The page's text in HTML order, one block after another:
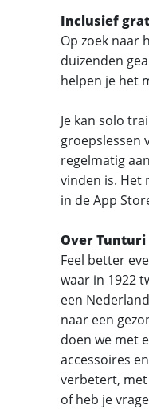
Inclusief
Op zoek naar
duizenden
helpen je het
Je kan solo
groepslessen
regelmatig
vinden is. Het
in de App
Over Tunturi
Feel better
waar in 1922
een
naar een
doen we met
accessoires
verbetert,
of heb je